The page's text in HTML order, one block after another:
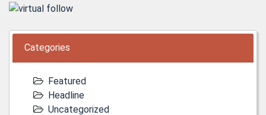
Categories
Featured
Headline
Uncategorized